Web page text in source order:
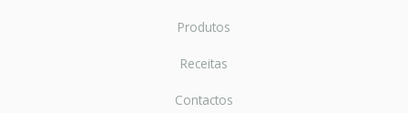
Produtos
Receitas
Contactos